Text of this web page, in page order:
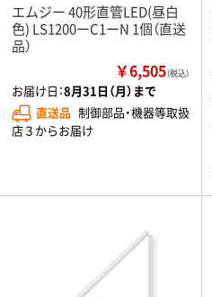
エムジー 40形直管LED(昼白
色) LS1200ーC1ーN 1個（直送
品）
￥6,505（税込）
お届け日：8月31日（月）まで
直送品 制御部品・機器等取扱
店３からお届け